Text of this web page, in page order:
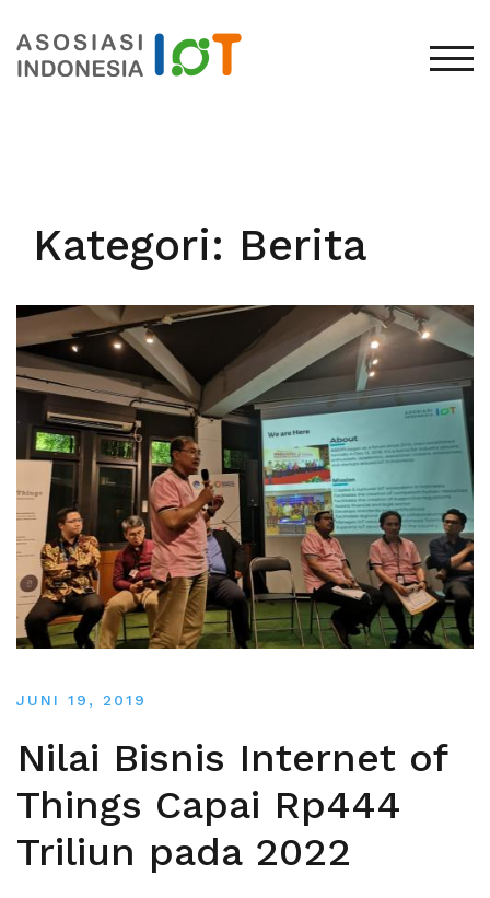
Kategori: Berita
JUNI 19, 2019
Nilai Bisnis Internet of
Things Capai Rp444
Triliun pada 2022